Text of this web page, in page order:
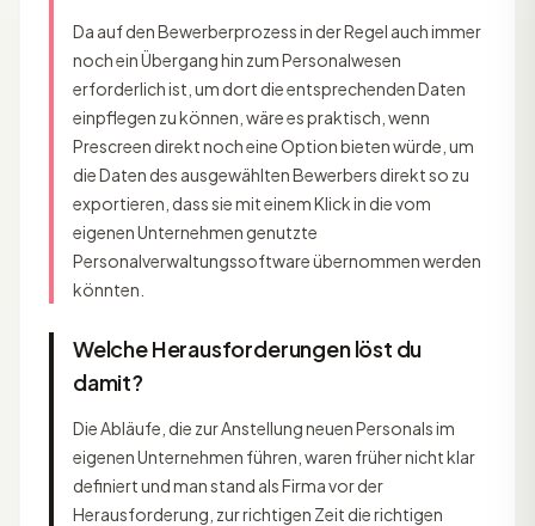
Da auf den Bewerberprozess in der Regel auch immer
noch ein Übergang hin zum Personalwesen
erforderlich ist, um dort die entsprechenden Daten
einpflegen zu können, wäre es praktisch, wenn
Prescreen direkt noch eine Option bieten würde, um
die Daten des ausgewählten Bewerbers direkt so zu
exportieren, dass sie mit einem Klick in die vom
eigenen Unternehmen genutzte
Personalverwaltungssoftware übernommen werden
könnten.
Welche Herausforderungen löst du
damit?
Die Abläufe, die zur Anstellung neuen Personals im
eigenen Unternehmen führen, waren früher nicht klar
definiert und man stand als Firma vor der
Herausforderung, zur richtigen Zeit die richtigen